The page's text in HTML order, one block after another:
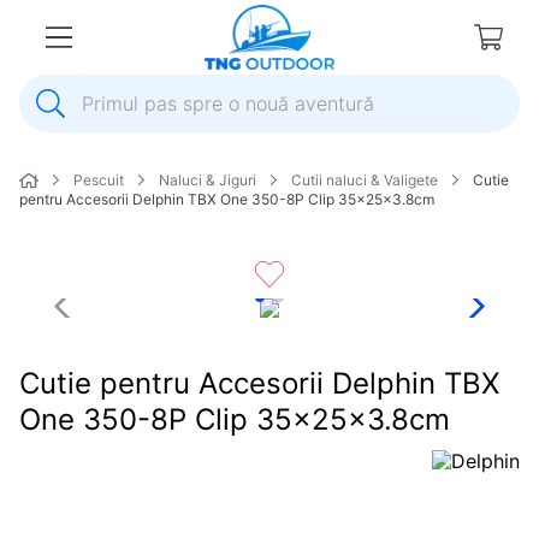
Primul pas spre o nouă aventură
2.
elice
plumb
7.
pompa apa
Pescuit Naluci & Jiguri Cutii naluci & Valigete
Cutie
pentru Accesorii Delphin TBX One 350-8P Clip 35x25x3.8cm
Cutie pentru Accesorii Delphin TBX
One 350-8P Clip 35x25x3.8cm